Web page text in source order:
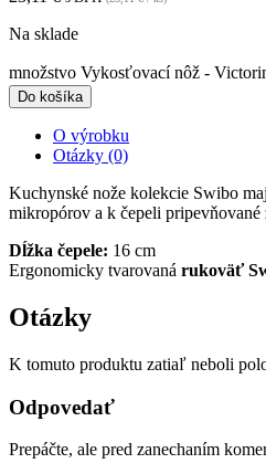
Na sklade
množstvo Vykosťovací nôž -
Do košíka
O výrobku
Otázky (0)
Kuchynské nože kolekcie Swibo
mikropórov a k čepeli
Dĺžka čepele: 16 cm
Ergonomicky tvarovaná rukoväť
Otázky
K tomuto produktu zatiaľ neboli
Odpovedať
Prepáčte, ale pred zanechaním